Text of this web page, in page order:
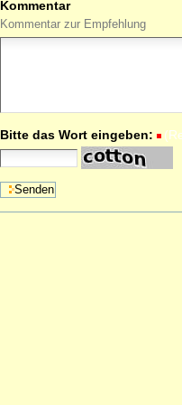
Kommentar
Kommentar zur Empfehlung
Bitte das Wort eingeben: